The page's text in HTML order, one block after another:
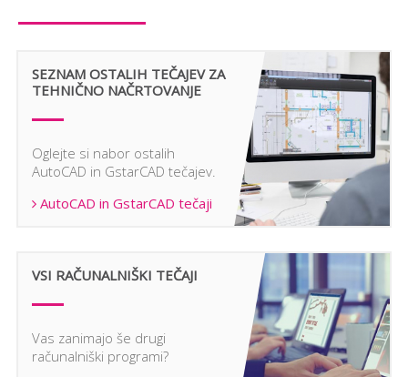
SEZNAM OSTALIH TEČAJEV ZA
TEHNIČNO NAČRTOVANJE
Oglejte si nabor ostalih
AutoCAD in GstarCAD tečajev.
AutoCAD in GstarCAD tečaji
VSI RAČUNALNIŠKI TEČAJI
Vas zanimajo še drugi
računalniški programi?